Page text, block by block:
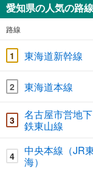
愛知県の人気の路
路線
1 東海道新幹線
2 東海道本線
3
名古屋市営地下
鉄東山線
4
中央本線（JR
海）